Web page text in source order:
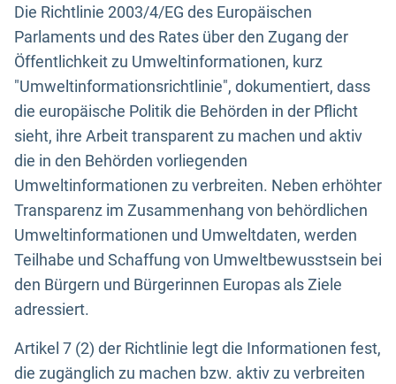
Die Richtlinie 2003/4/EG des Europäischen
Parlaments und des Rates über den Zugang der
Öffentlichkeit zu Umweltinformationen, kurz
"Umweltinformationsrichtlinie", dokumentiert, dass
die europäische Politik die Behörden in der Pflicht
sieht, ihre Arbeit transparent zu machen und aktiv
die in den Behörden vorliegenden
Umweltinformationen zu verbreiten. Neben erhöhter
Transparenz im Zusammenhang von behördlichen
Umweltinformationen und Umweltdaten, werden
Teilhabe und Schaffung von Umweltbewusstsein bei
den Bürgern und Bürgerinnen Europas als Ziele
adressiert.
Artikel 7 (2) der Richtlinie legt die Informationen fest,
die zugänglich zu machen bzw. aktiv zu verbreiten